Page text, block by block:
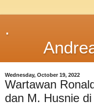
.
Wednesday, October 19, 2022
Wartawan
dan M. Husnie